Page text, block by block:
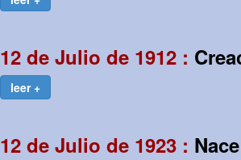
12 de Julio de 1912 :
leer +
12 de Julio de 1923 :